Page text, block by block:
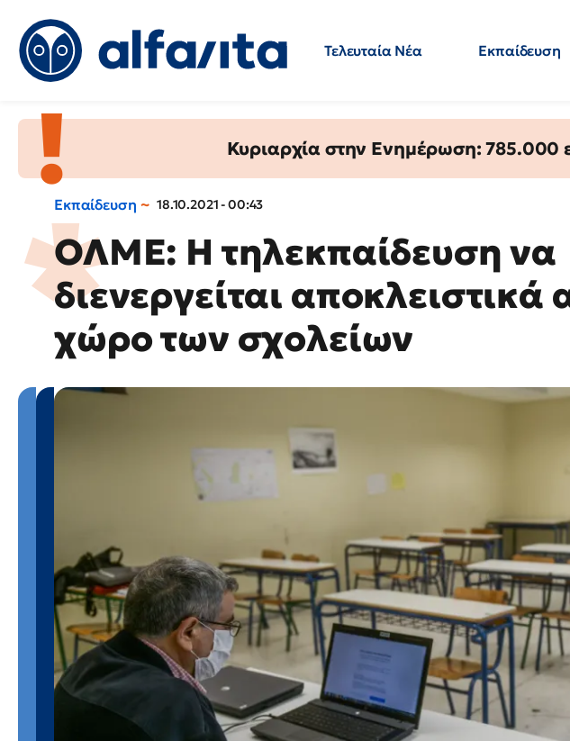
Τελευταία Νέα Εκπαίδευση
Κυριαρχία στην Ενημέρωση: 785.000
Εκπαίδευση 18.10.2021 - 00:43
ΟΛΜΕ: Η τηλεκπαίδευση να
διενεργείται αποκλειστικά
χώρο των σχολείων